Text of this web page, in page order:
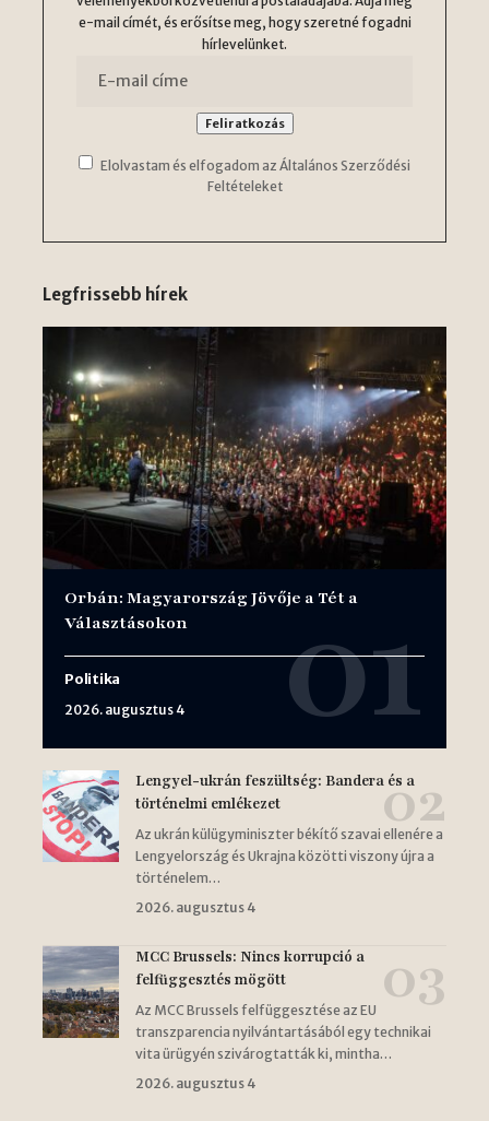
e-mail címét, és erősítse meg, hogy szeretné fogadni
hírlevelünket.
Elolvastam és elfogadom az Általános Szerződési
Feltételeket
Legfrissebb hírek
Orbán: Magyarország Jövője a Tét a
Választásokon
Politika
2026. augusztus 4
Lengyel-ukrán feszültség: Bandera és a
történelmi emlékezet
Az ukrán külügyminiszter békítő szavai ellenére a
Lengyelország és Ukrajna közötti viszony újra a
történelem…
2026. augusztus 4
MCC Brussels: Nincs korrupció a
felfüggesztés mögött
Az MCC Brussels felfüggesztése az EU
transzparencia nyilvántartásából egy technikai
vita ürügyén szivárogtatták ki, mintha…
2026. augusztus 4